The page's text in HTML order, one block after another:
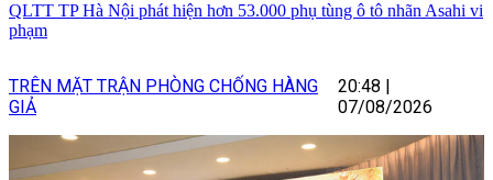
QLTT TP Hà Nội phát hiện hơn 53.000 phụ tùng ô tô nhãn Asahi vi
phạm
TRÊN MẶT TRẬN PHÒNG CHỐNG HÀNG
GIẢ
20:48
07/08/2026